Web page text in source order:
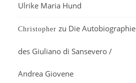
Ulrike Maria Hund
Christopher zu Die Autobiographie
des Giuliano di Sansevero /
Andrea Giovene